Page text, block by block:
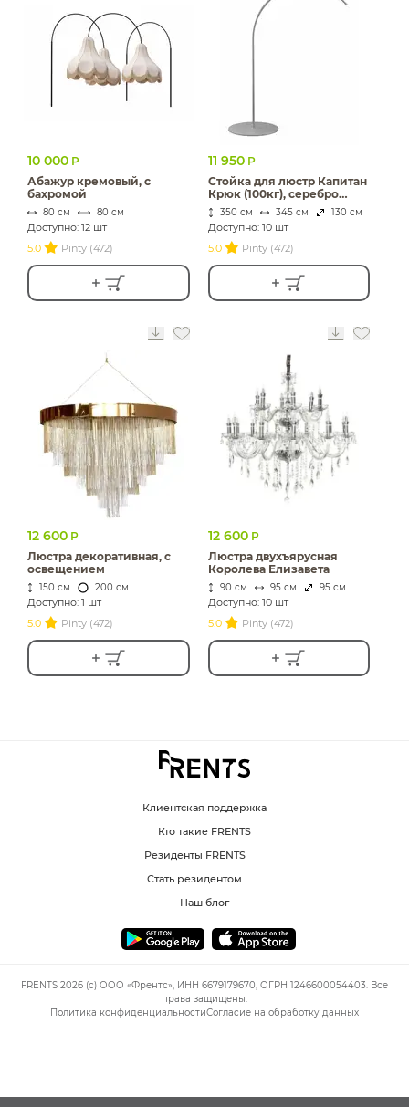
10 000 Р
Абажур кремовый, с
бахромой
80 см 80 см
Доступно: 12 шт
5.0
Pinty (472)
11 950 Р
Стойка для люстр Капитан
Крюк (100кг), серебро
(перекрас)
350 см 345 см 130 см
Доступно: 10 шт
5.0
Pinty (472)
12 600 Р
Люстра декоративная, с
освещением
150 см 200 см
Доступно: 1 шт
5.0
Pinty (472)
12 600 Р
Люстра двухъярусная
Королева Елизавета
90 см 95 см 95 см
Доступно: 10 шт
5.0
Pinty (472)
Клиентская поддержка
Кто такие FRENTS
Резиденты FRENTS
Стать резидентом
Наш блог
FRENTS 2026 (c) ООО «Френтс», ИНН 6679179670, ОГРН 1246600054403. Все
права защищены.
Политика конфиденциальностиСогласие на обработку данных